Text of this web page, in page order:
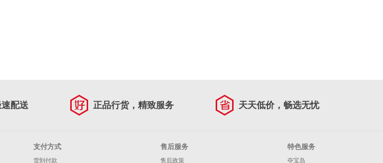
配送 正品行货，精致服务 天天低价，畅选无忧
支付方式
货到付款
售后服务
售后政策
特色服务
夺宝岛